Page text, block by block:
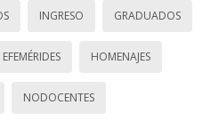
INGRESO GRADUADOS
EFEMÉRIDES HOMENAJES
NODOCENTES